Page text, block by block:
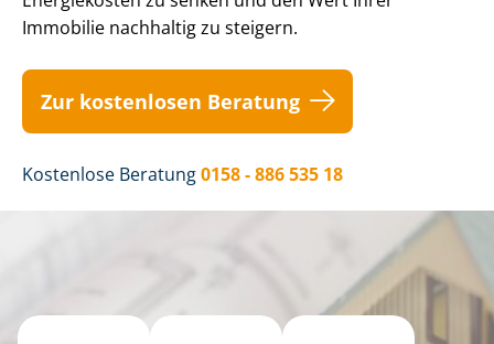
Immobilie nachhaltig zu steigern.
Zur kostenlosen Beratung
Kostenlose Beratung0158 - 886 535 18